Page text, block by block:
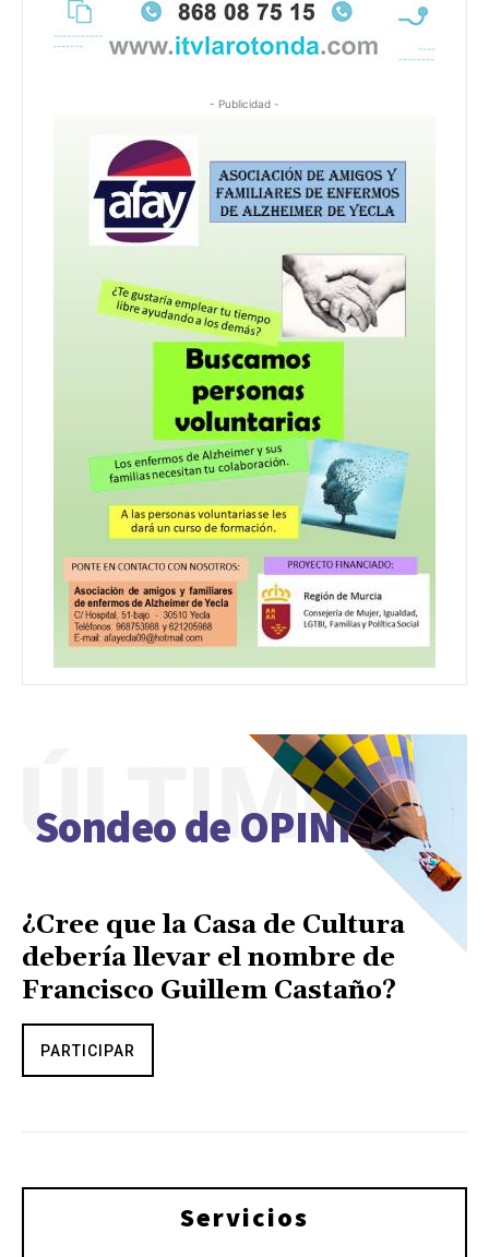
- Publicidad -
Sondeo de OPINIÓN
ÚLTIMO
¿Cree que la Casa de Cultura
debería llevar el nombre de
Francisco Guillem Castaño?
PARTICIPAR
Servicios